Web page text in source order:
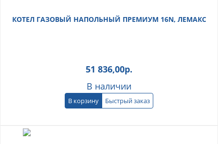
КОТЕЛ ГАЗОВЫЙ НАПОЛЬНЫЙ ПРЕМИУМ 16N, ЛЕМАКС
51 836,00р.
В наличии
В корзину Быстрый заказ